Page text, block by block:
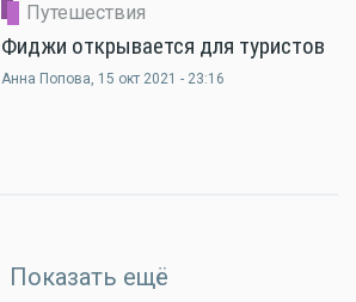
Путешествия
Фиджи открывается для туристов
Анна Попова, 15 окт 2021 - 23:16
Показать ещё